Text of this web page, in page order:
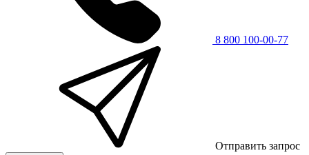
8 800 100-00-77
Отправить запрос